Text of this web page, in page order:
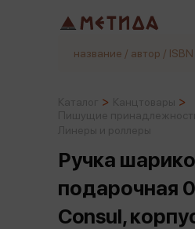
Ручка
подарочная
Consul,